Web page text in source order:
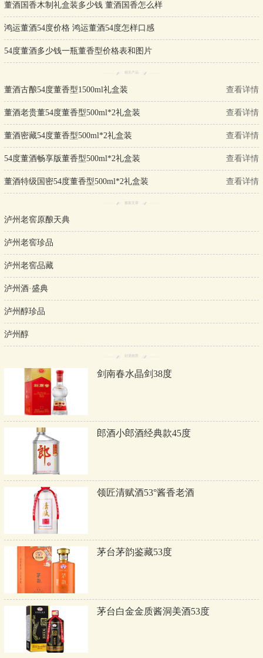
董酒国香木制礼盒装多少钱 董酒国香怎么样
鸿运董酒54度价格 鸿运董酒54度怎样口感
54度董酒多少钱一瓶董香型价格表和图片
相关产品
董酒古酿54度董香型1500ml礼盒装 查看详情
董酒老贵董54度董香型500ml*2礼盒装 查看详情
董酒密藏54度董香型500ml*2礼盒装 查看详情
54度董酒畅享版董香型500ml*2礼盒装 查看详情
董酒特级国密54度董香型500ml*2礼盒装 查看详情
最新文章
泸州老窖原酿天典
泸州老窖珍品
泸州老窖品藏
泸州酒·盛典
泸州醇珍品
泸州醇
好酒推荐
剑南春水晶剑38度
郎酒小郎酒经典款45度
领匠清赋酒53°酱香老酒
茅台茅韵鉴藏53度
茅台白金金质酱洞美酒53度